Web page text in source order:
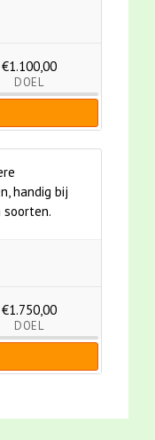
€1.100,00
DOEL
handig bij
€1.750,00
DOEL